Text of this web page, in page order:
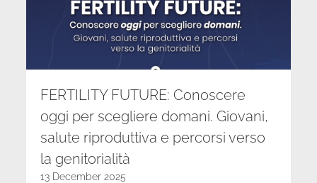
FERTILITY FUTURE: Conoscere
oggi per scegliere domani. Giovani,
salute riproduttiva e percorsi verso
la genitorialità
13 December 2025